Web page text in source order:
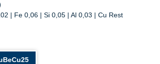
| Fe 0,06 | Si 0,05 | Al 0,03 | Cu Rest